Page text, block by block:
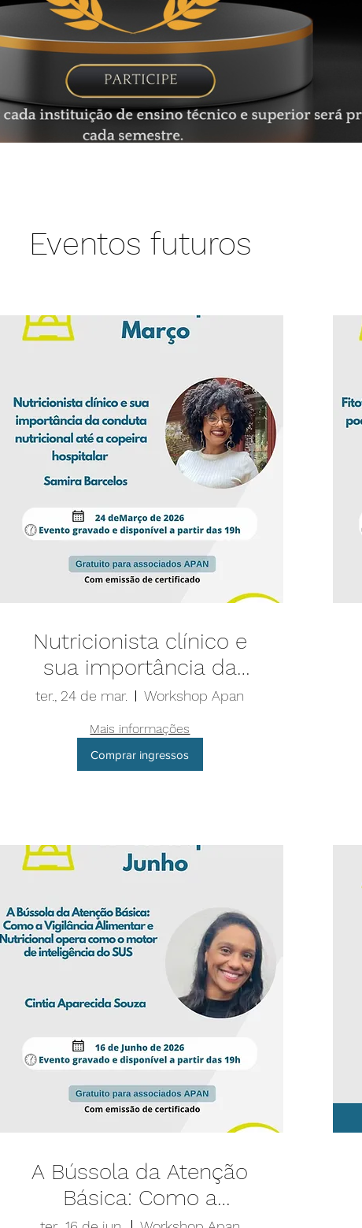
Eventos futuros
Nutricionista clínico e
sua importância da
conduta nutricional até
a copeira hospitalar
ter., 24 de mar. Workshop Apan
Mais informações
Comprar ingressos
A Bússola da Atenção
Básica: Como a